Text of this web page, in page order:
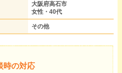
大阪府高石市
女性・40代
その他
時の対応